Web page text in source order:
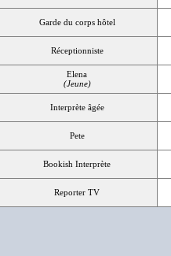
Garde du corps hôtel
Réceptionniste
Elena
(Jeune)
Interprète âgée
Pete
Bookish Interprète
Reporter TV